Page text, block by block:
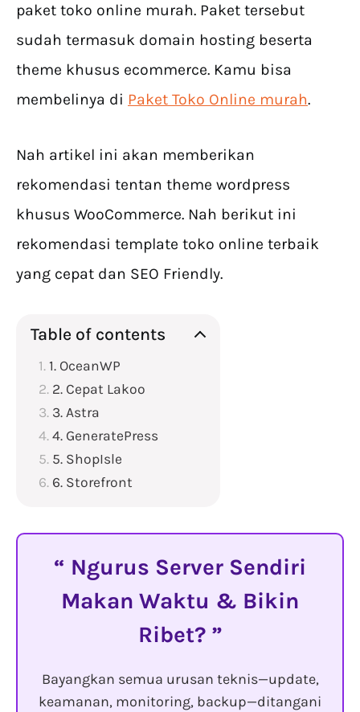
paket toko online murah. Paket tersebut
sudah termasuk domain hosting beserta
theme khusus ecommerce. Kamu bisa
membelinya di Paket Toko Online murah.
Nah artikel ini akan memberikan
rekomendasi tentan theme wordpress
khusus WooCommerce. Nah berikut ini
rekomendasi template toko online terbaik
yang cepat dan SEO Friendly.
Table of contents
1. OceanWP
2. Cepat Lakoo
3. Astra
4. GeneratePress
5. ShopIsle
6. Storefront
Ngurus Server Sendiri
Makan Waktu & Bikin
Ribet?
Bayangkan semua urusan teknis—update,
keamanan, monitoring, backup—ditangani